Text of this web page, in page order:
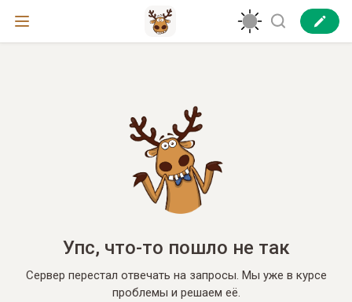
Упс, что-то пошло не так
Сервер перестал отвечать на запросы. Мы уже в курсе
проблемы и решаем её.